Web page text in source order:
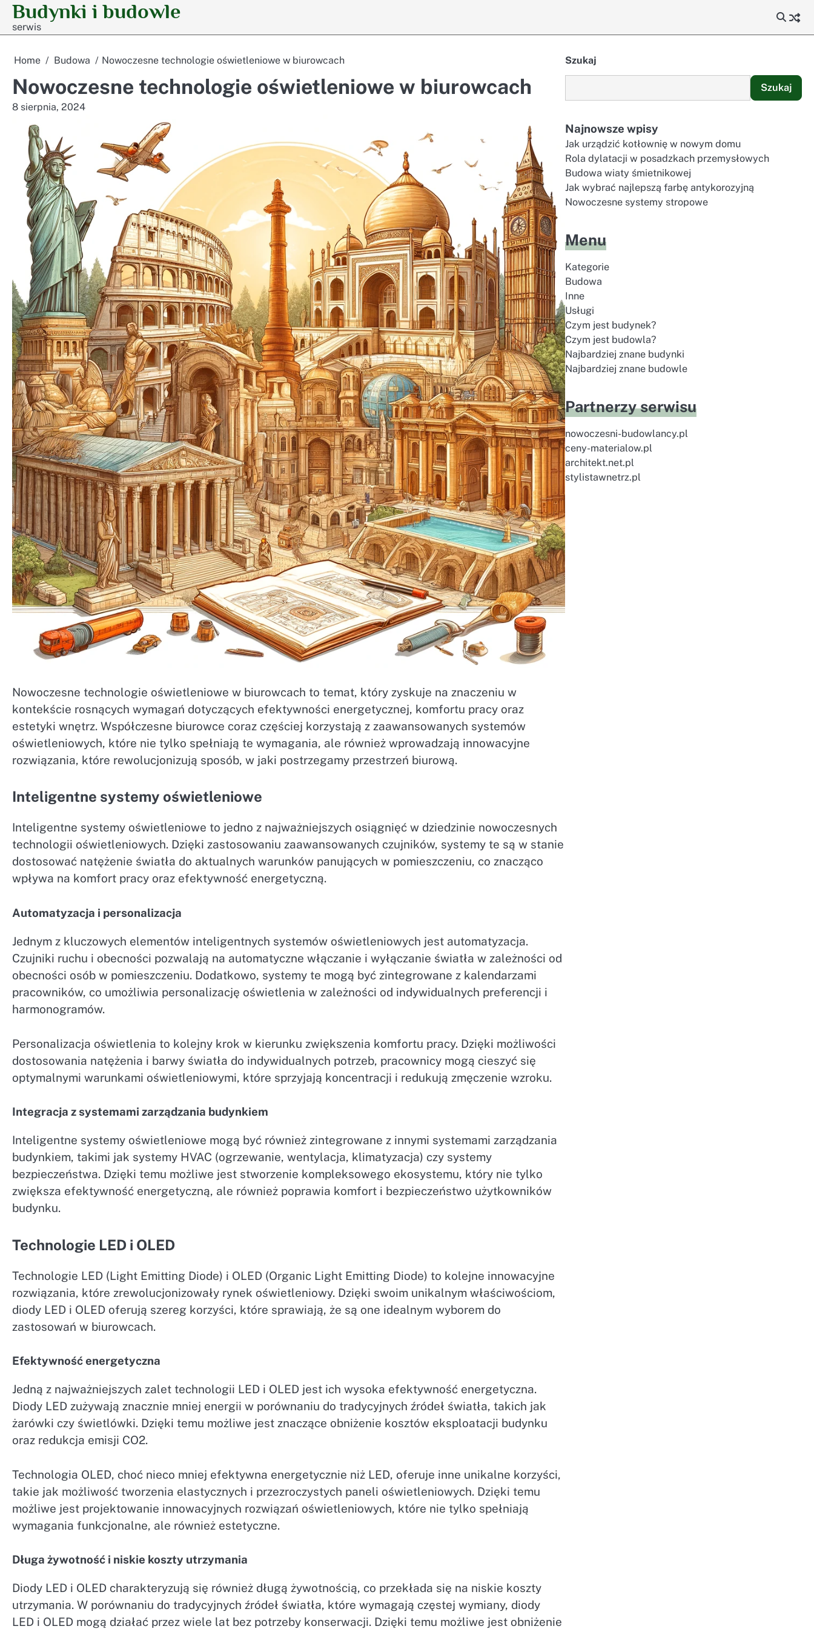
Skip
content
Budynki i budowle
serwis
Home Budowa Nowoczesne technologie oświetleniowe w biurowcach
Nowoczesne technologie oświetleniowe w biurowcach
8 sierpnia, 2024
Nowoczesne technologie oświetleniowe w biurowcach to temat, który zyskuje na znaczeniu w
kontekście rosnących wymagań dotyczących efektywności energetycznej, komfortu pracy oraz
estetyki wnętrz. Współczesne biurowce coraz częściej korzystają z zaawansowanych systemów
oświetleniowych, które nie tylko spełniają te wymagania, ale również wprowadzają innowacyjne
rozwiązania, które rewolucjonizują sposób, w jaki postrzegamy przestrzeń biurową.
Inteligentne systemy oświetleniowe
Inteligentne systemy oświetleniowe to jedno z najważniejszych osiągnięć w dziedzinie nowoczesnych
technologii oświetleniowych. Dzięki zastosowaniu zaawansowanych czujników, systemy te są w stanie
dostosować natężenie światła do aktualnych warunków panujących w pomieszczeniu, co znacząco
wpływa na komfort pracy oraz efektywność energetyczną.
Automatyzacja i personalizacja
Jednym z kluczowych elementów inteligentnych systemów oświetleniowych jest automatyzacja.
Czujniki ruchu i obecności pozwalają na automatyczne włączanie i wyłączanie światła w zależności od
obecności osób w pomieszczeniu. Dodatkowo, systemy te mogą być zintegrowane z kalendarzami
pracowników, co umożliwia personalizację oświetlenia w zależności od indywidualnych preferencji i
harmonogramów.
Personalizacja oświetlenia to kolejny krok w kierunku zwiększenia komfortu pracy. Dzięki możliwości
dostosowania natężenia i barwy światła do indywidualnych potrzeb, pracownicy mogą cieszyć się
optymalnymi warunkami oświetleniowymi, które sprzyjają koncentracji i redukują zmęczenie wzroku.
Integracja z systemami zarządzania budynkiem
Inteligentne systemy oświetleniowe mogą być również zintegrowane z innymi systemami zarządzania
budynkiem, takimi jak systemy HVAC (ogrzewanie, wentylacja, klimatyzacja) czy systemy
bezpieczeństwa. Dzięki temu możliwe jest stworzenie kompleksowego ekosystemu, który nie tylko
zwiększa efektywność energetyczną, ale również poprawia komfort i bezpieczeństwo użytkowników
budynku.
Technologie LED i OLED
Technologie LED (Light Emitting Diode) i OLED (Organic Light Emitting Diode) to kolejne innowacyjne
rozwiązania, które zrewolucjonizowały rynek oświetleniowy. Dzięki swoim unikalnym właściwościom,
diody LED i OLED oferują szereg korzyści, które sprawiają, że są one idealnym wyborem do
zastosowań w biurowcach.
Efektywność energetyczna
Jedną z najważniejszych zalet technologii LED i OLED jest ich wysoka efektywność energetyczna.
Diody LED zużywają znacznie mniej energii w porównaniu do tradycyjnych źródeł światła, takich jak
żarówki czy świetlówki. Dzięki temu możliwe jest znaczące obniżenie kosztów eksploatacji budynku
oraz redukcja emisji CO2.
Technologia OLED, choć nieco mniej efektywna energetycznie niż LED, oferuje inne unikalne korzyści,
takie jak możliwość tworzenia elastycznych i przezroczystych paneli oświetleniowych. Dzięki temu
możliwe jest projektowanie innowacyjnych rozwiązań oświetleniowych, które nie tylko spełniają
wymagania funkcjonalne, ale również estetyczne.
Długa żywotność i niskie koszty utrzymania
Diody LED i OLED charakteryzują się również długą żywotnością, co przekłada się na niskie koszty
utrzymania. W porównaniu do tradycyjnych źródeł światła, które wymagają częstej wymiany, diody
LED i OLED mogą działać przez wiele lat bez potrzeby konserwacji. Dzięki temu możliwe jest obniżenie
Szukaj
Szukaj
Najnowsze wpisy
Jak urządzić kotłownię w nowym domu
Rola dylatacji w posadzkach przemysłowych
Budowa wiaty śmietnikowej
Jak wybrać najlepszą farbę antykorozyjną
Nowoczesne systemy stropowe
Menu
Kategorie
Budowa
Inne
Usługi
Czym jest budynek?
Czym jest budowla?
Najbardziej znane budynki
Najbardziej znane budowle
Partnerzy serwisu
nowoczesni-budowlancy.pl
ceny-materialow.pl
architekt.net.pl
stylistawnetrz.pl